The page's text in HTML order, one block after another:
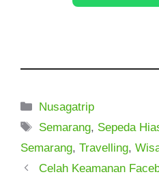
Kategori
Nusagatrip
Tag
Semarang, Sepeda
Semarang, Travelling,
Celah Keamanan